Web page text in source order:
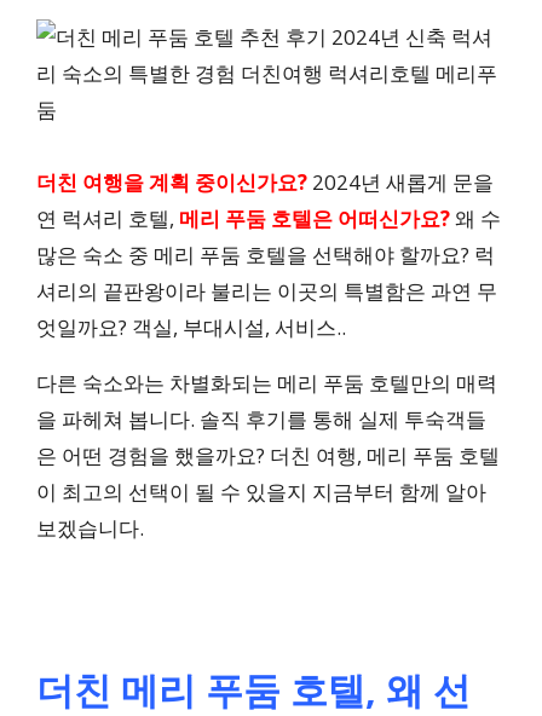
더친 여행을 계획 중이신가요? 2024년 새롭게 문을
연 럭셔리 호텔, 메리 푸둠 호텔은 어떠신가요?왜 수
많은 숙소 중 메리 푸둠 호텔을 선택해야 할까요? 럭
셔리의 끝판왕이라 불리는 이곳의 특별함은 과연 무
엇일까요? 객실, 부대시설, 서비스..
다른 숙소와는 차별화되는 메리 푸둠 호텔만의 매력
을 파헤쳐 봅니다. 솔직 후기를 통해 실제 투숙객들
은 어떤 경험을 했을까요? 더친 여행, 메리 푸둠 호텔
이 최고의 선택이 될 수 있을지 지금부터 함께 알아
보겠습니다.
더친 메리 푸둠 호텔, 왜 선